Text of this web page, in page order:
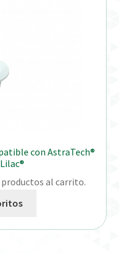
con AstraTech®
al carrito.